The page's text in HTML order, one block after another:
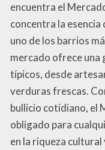
encuentra el
concentra la esencia
uno de los barrios
mercado ofrece una
típicos, desde
verduras frescas.
bullicio cotidiano, el
obligado para
en la riqueza